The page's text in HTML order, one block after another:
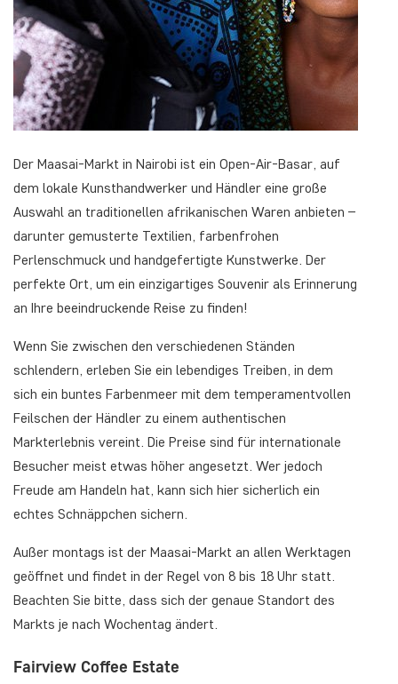
Der Maasai-Markt in Nairobi ist ein Open-Air-Basar, auf
dem lokale Kunsthandwerker und Händler eine große
Auswahl an traditionellen afrikanischen Waren anbieten –
darunter gemusterte Textilien, farbenfrohen
Perlenschmuck und handgefertigte Kunstwerke. Der
perfekte Ort, um ein einzigartiges Souvenir als Erinnerung
an Ihre beeindruckende Reise zu finden!
Wenn Sie zwischen den verschiedenen Ständen
schlendern, erleben Sie ein lebendiges Treiben, in dem
sich ein buntes Farbenmeer mit dem temperamentvollen
Feilschen der Händler zu einem authentischen
Markterlebnis vereint. Die Preise sind für internationale
Besucher meist etwas höher angesetzt. Wer jedoch
Freude am Handeln hat, kann sich hier sicherlich ein
echtes Schnäppchen sichern.
Außer montags ist der Maasai-Markt an allen Werktagen
geöffnet und findet in der Regel von 8 bis 18 Uhr statt.
Beachten Sie bitte, dass sich der genaue Standort des
Markts je nach Wochentag ändert.
Fairview Coffee Estate